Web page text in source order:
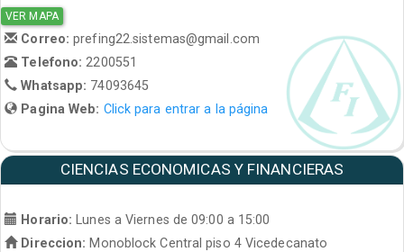
VER MAPA
Correo:prefing22.sistemas@gmail.com
Telefono: 2200551
Whatsapp: 74093645
Pagina Web: Click para entrar a la página
CIENCIAS ECONOMICAS Y FINANCIERAS
Horario: Lunes a Viernes de 09:00 a 15:00
Direccion: Monoblock Central piso 4 Vicedecanato